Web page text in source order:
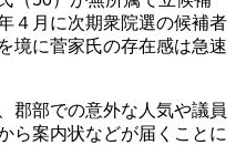
４月に次期衆院選の候補者
境に菅家氏の存在感は急速
郡部での意外な人気や議員
ら案内状などが届くことに